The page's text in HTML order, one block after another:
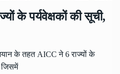
के पर्यवेक्षकों की सूची,
के तहत AICC ने 6 राज्यों के
जिसमें